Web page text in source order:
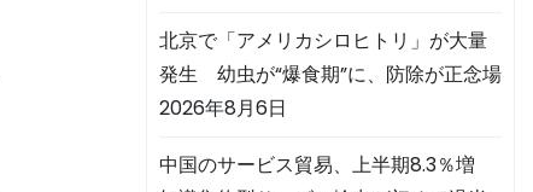
北京で「アメリカシロヒトリ」が大量
発生 幼虫が“爆食期”に、防除が正念場
2026年8月6日
中国のサービス貿易、上半期8.3％増